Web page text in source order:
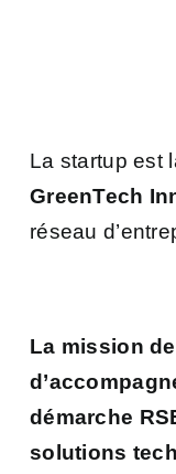
La startup est
GreenTech
réseau
La mission
démarche
solutions